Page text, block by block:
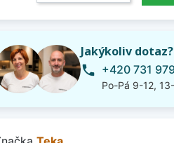
Jakýkoliv
phone +420 731
Po-Pá 9-12,